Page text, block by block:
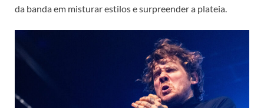
da banda em misturar estilos e surpreender a plateia.